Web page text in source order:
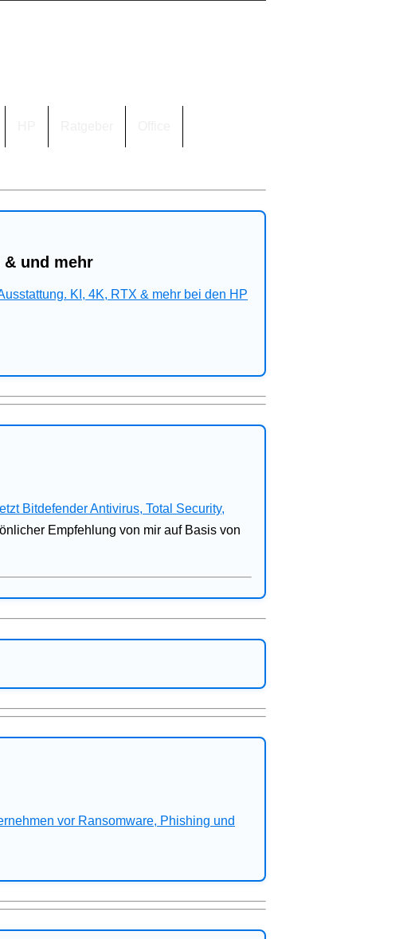
& und mehr
KI, 4K, RTX & mehr bei den HP
Bitdefender Antivirus, Total Security,
Empfehlung von mir auf Basis von
vor Ransomware, Phishing und